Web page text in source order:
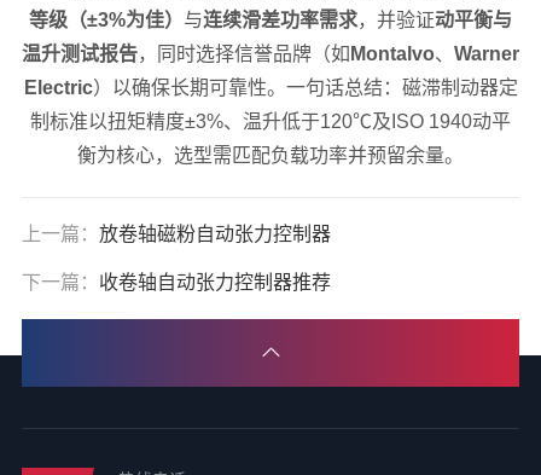
等级（±3%为佳） 与连续滑差功率需求，并验证动平衡与
温升测试报告，同时选择信誉品牌（如 Montalvo、 Warner
Electric）以确保长期可靠性。一句话总结：磁滞制动器定
制标准以扭矩精度±3%、温升低于120℃及ISO 1940动平
衡为核心，选型需匹配负载功率并预留余量。
上一篇： 放卷轴磁粉自动张力控制器
下一篇： 收卷轴自动张力控制器推荐